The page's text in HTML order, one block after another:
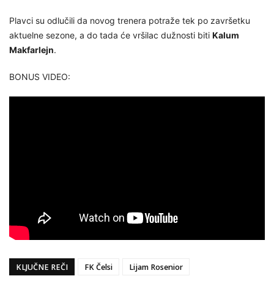
Plavci su odlučili da novog trenera potraže tek po završetku
aktuelne sezone, a do tada će vršilac dužnosti biti Kalum
Makfarlejn.
BONUS VIDEO:
KLJUČNE REČI FK Čelsi Lijam Rosenior